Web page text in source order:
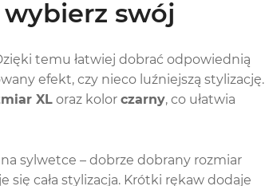
swój
temu łatwiej dobrać odpowiednią
efekt, czy nieco luźniejszą stylizację.
XL oraz kolor czarny, co ułatwia
sylwetce – dobrze dobrany rozmiar
się cała stylizacja. Krótki rękaw dodaje